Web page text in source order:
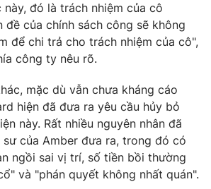
English
đó là trách nhiệm của cô
đề của chính sách công sẽ không
để chi trả cho trách nhiệm của cô",
công ty nêu rõ.
mặc dù vẫn chưa kháng cáo
hiện đã đưa ra yêu cầu hủy bỏ
này. Rất nhiều nguyên nhân đã
của Amber đưa ra, trong đó có
ngồi sai vị trí, số tiền bồi thường
và "phán quyết không nhất quán".